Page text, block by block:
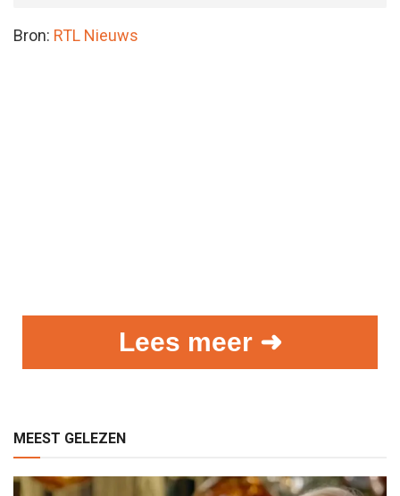
Bron: RTL Nieuws
Lees meer ➜
MEEST GELEZEN